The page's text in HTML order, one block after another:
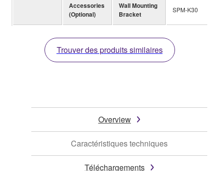
Accessories
(Optional)
Wall Mounting
Bracket
SPM-K30
Trouver des produits similaires
Overview
Caractéristiques techniques
Téléchargements